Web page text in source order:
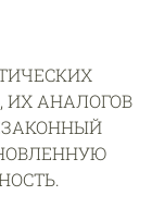
ИХ АНАЛОГОВ